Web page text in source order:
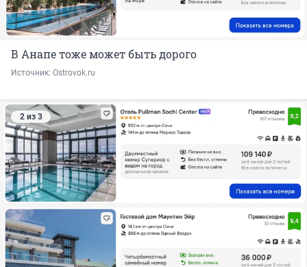
В Анапе тоже может быть дорого
Источник: Ostrovok.ru
2 из 3